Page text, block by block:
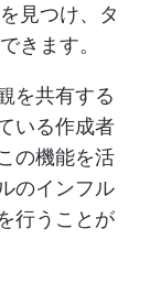
見つけ、タ
きます。
を共有する
いる作成者
の機能を活
のインフル
行うことが